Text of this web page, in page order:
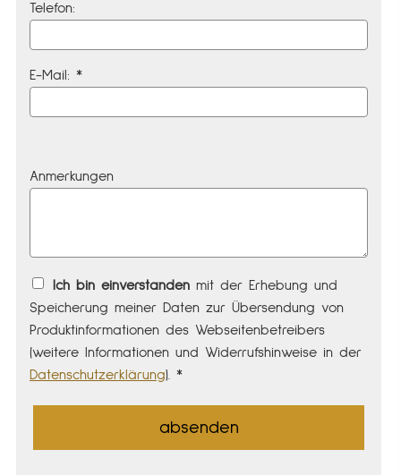
Telefon:
E-Mail: *
Anmerkungen
Ich bin einverstanden mit der Erhebung und
Speicherung meiner Daten zur Übersendung von
Produktinformationen des Webseitenbetreibers
(weitere Informationen und Widerrufshinweise in der
Datenschutzerklärung). *
absenden